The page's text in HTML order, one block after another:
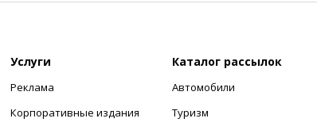
Услуги
Реклама
Корпоративные издания
Каталог рассылок
Автомобили
Туризм